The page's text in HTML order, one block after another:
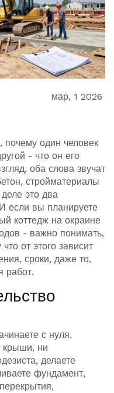
мар, 1 2026
почему один человек
- что он его
оба слова звучат
стройматериалы
это два
если вы планируете
коттедж на окраине
- важно понимать,
от этого зависит
сроки, даже то,
работ.
с нуля.
крыши, ни
делаете
фундамент,